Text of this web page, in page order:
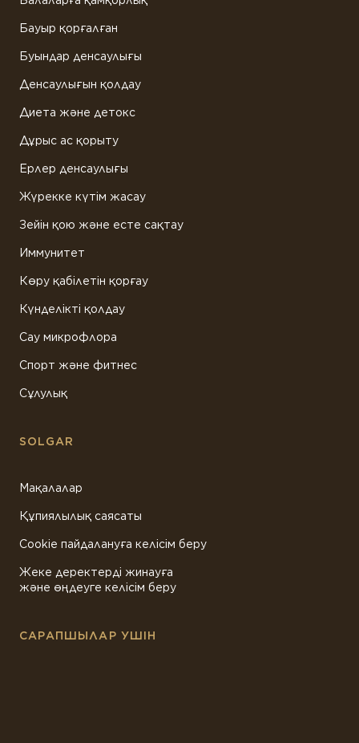
Бауыр қорғалған
Буындар денсаулығы
Денсаулығын қолдау
Диета және детокс
Дұрыс ас қорыту
Ерлер денсаулығы
Жүрекке күтім жасау
Зейін қою және есте сақтау
Иммунитет
Көру қабілетін қорғау
Күнделікті қолдау
Сау микрофлора
Спорт және фитнес
Сұлулық
SOLGAR
Мақалалар
Құпиялылық саясаты
Cookie пайдалануға келісім беру
Жеке деректерді жинауға
және өңдеуге келісім беру
САРАПШЫЛАР УШІН